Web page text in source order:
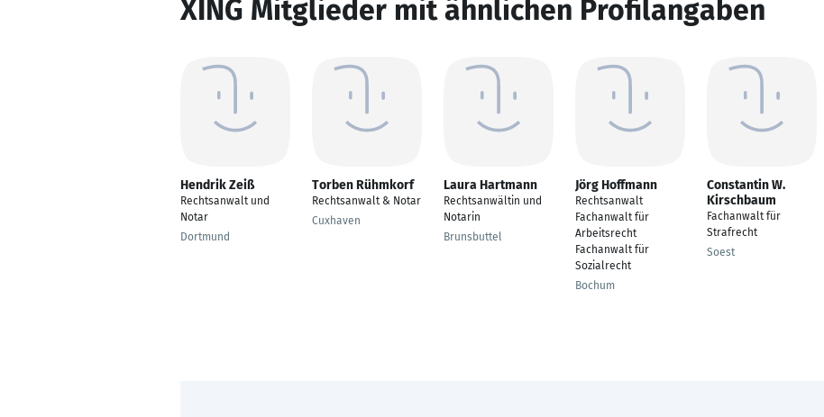
XING Mitglieder mit ähnlichen Profilangaben
Hendrik Zeiß
Rechtsanwalt und
Notar
Dortmund
Torben Rühmkorf
Rechtsanwalt & Notar
Cuxhaven
Laura Hartmann
Rechtsanwältin und
Notarin
Brunsbuttel
Jörg Hoffmann
Rechtsanwalt
Fachanwalt für
Arbeitsrecht
Fachanwalt für
Sozialrecht
Bochum
Constantin W.
Kirschbaum
Fachanwalt für
Strafrecht
Soest